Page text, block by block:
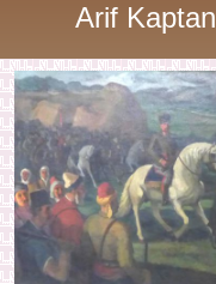
Arif Kaptan